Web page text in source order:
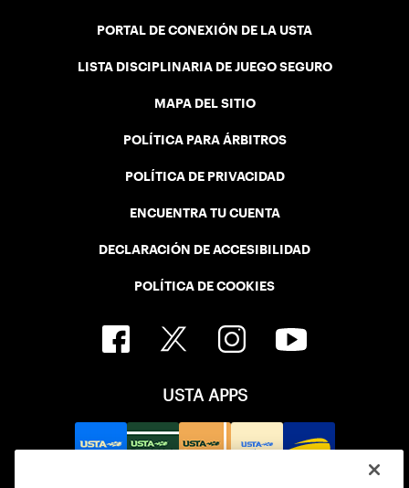
PORTAL DE CONEXIÓN DE LA USTA
LISTA DISCIPLINARIA DE JUEGO SEGURO
MAPA DEL SITIO
POLÍTICA PARA ÁRBITROS
POLÍTICA DE PRIVACIDAD
ENCUENTRA TU CUENTA
DECLARACIÓN DE ACCESIBILIDAD
POLÍTICA DE COOKIES
USTA APPS